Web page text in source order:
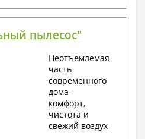
пылесос"
Неотъемлемая
часть
современного
дома -
комфорт,
чистота и
свежий воздух